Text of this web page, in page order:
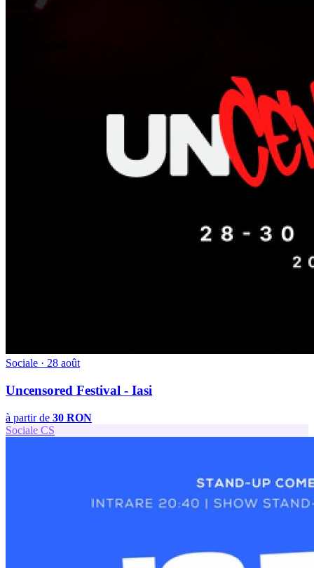
Sociale · 28 août
Uncensored Festival - Iasi
à partir de 30 RON
Sociale CS